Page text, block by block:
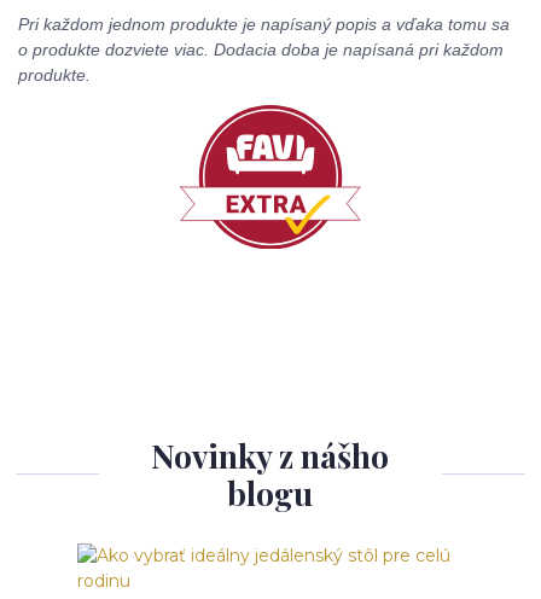
Pri každom jednom produkte je napísaný popis a vďaka tomu sa
o produkte dozviete viac. Dodacia doba je napísaná pri každom
produkte.
Novinky z nášho
blogu